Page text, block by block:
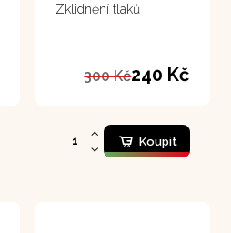
Zklidnění tlaků
300 Kč240 Kč
Koupit